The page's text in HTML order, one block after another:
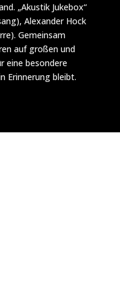
„Akustik Jukebox“
Alexander Hock
Gemeinsam
auf großen und
eine besondere
Erinnerung bleibt.